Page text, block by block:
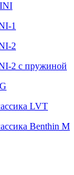
1
2
2 с пружиной
LVT
Benthin M